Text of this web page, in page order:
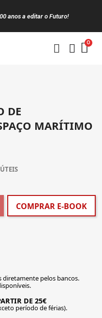
anos a editar o Futuro!
DE
MARÍTIMO
COMPRAR E-BOOK
diretamente pelos bancos.
DE 25€
período de férias).